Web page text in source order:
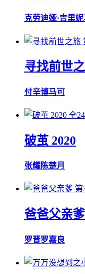
克劳迪娅·吉里妮
寻找前世
付辛博马可
全
破茧 2020
张耀陈楚月
第
爸爸父亲爹
罗晋罗嘉良